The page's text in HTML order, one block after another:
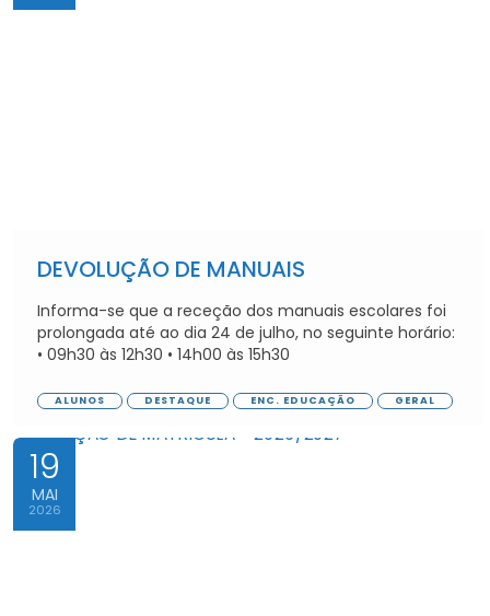
DEVOLUÇÃO DE MANUAIS
Informa-se que a receção dos manuais escolares foi
prolongada até ao dia 24 de julho, no seguinte horário:
• 09h30 às 12h30 • 14h00 às 15h30
ALUNOS DESTAQUE ENC. EDUCAÇÃO GERAL
19
MAI
2026